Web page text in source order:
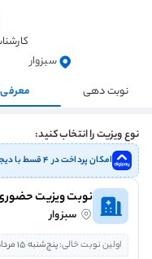
سبزوار
نوبت دهی
معرفی
نوع ویزیت را انتخاب کنید:
امکان پرداخت در ۴ قسط با دیجی پی
نوبت ویزیت
سبزوار
اولین نوبت خالی:پنج‌شنبه 15 مرداد